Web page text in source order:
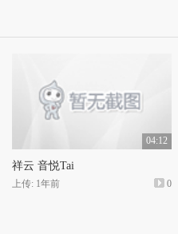
从严冬里复出
衣不湿衣，直
园，公园绿
波澜，银光闪
04:12
祥云 音悦Tai
上传: 1年前 0